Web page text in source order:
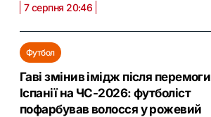
7 серпня 20:46
Футбол
Гаві змінив імідж після перемоги
Іспанії на ЧС-2026: футболіст
пофарбував волосся у рожевий